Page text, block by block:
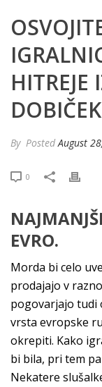
HITREJE
DOBIČEK
By PostedAugust
0
EVRO.
Morda bi celo
prodajajo v
pogovarjajo tudi
vrsta evropske
okrepiti. Kako
bi bila, pri tem
Nekatere